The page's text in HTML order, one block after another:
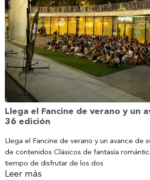
Llega el Fancine de verano y un
36 edición
Llega el Fancine de verano y un avance de
de contenidos Clásicos de fantasía
tiempo de disfrutar de los dos
Leer más